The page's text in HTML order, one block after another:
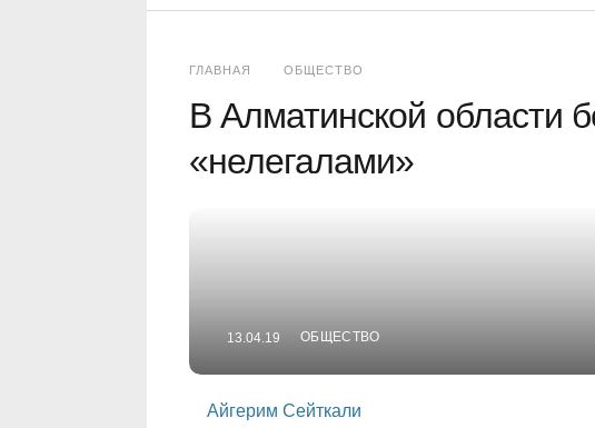
ГЛАВНАЯ ОБЩЕСТВО
В Алматинской области
«нелегалами»
13.04.19 ОБЩЕСТВО
Айгерим Сейткали